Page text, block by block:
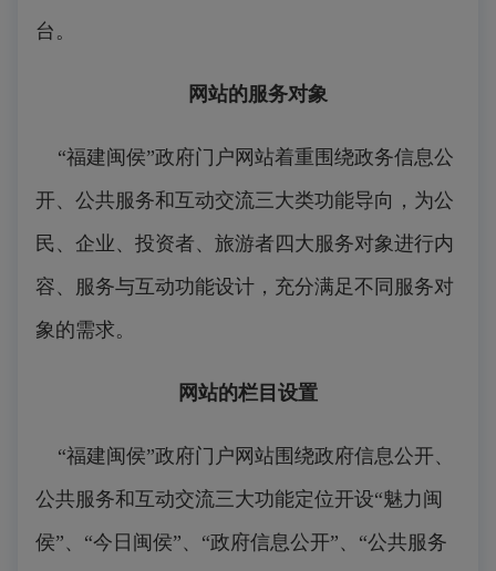
台。
网站的服务对象
“福建闽侯”政府门户网站着重围绕政务信息公
开、公共服务和互动交流三大类功能导向，为公
民、企业、投资者、旅游者四大服务对象进行内
容、服务与互动功能设计，充分满足不同服务对
象的需求。
网站的栏目设置
“福建闽侯”政府门户网站围绕政府信息公开、
公共服务和互动交流三大功能定位开设“魅力闽
侯”、“今日闽侯”、“政府信息公开”、“公共服务